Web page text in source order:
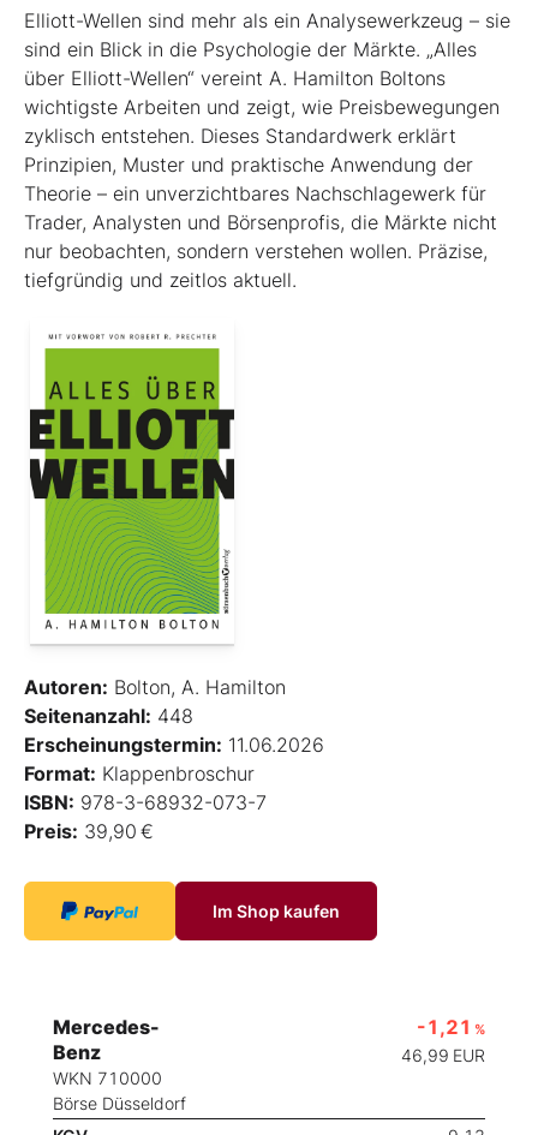
Elliott-Wellen sind mehr als ein Analysewerkzeug – sie
sind ein Blick in die Psychologie der Märkte. „Alles
über Elliott-Wellen“ vereint A. Hamilton Boltons
wichtigste Arbeiten und zeigt, wie Preisbewegungen
zyklisch entstehen. Dieses Standardwerk erklärt
Prinzipien, Muster und praktische Anwendung der
Theorie – ein unverzichtbares Nachschlagewerk für
Trader, Analysten und Börsenprofis, die Märkte nicht
nur beobachten, sondern verstehen wollen. Präzise,
tiefgründig und zeitlos aktuell.
Autoren: Bolton, A. Hamilton
Seitenanzahl: 448
Erscheinungstermin: 11.06.2026
Format: Klappenbroschur
ISBN: 978-3-68932-073-7
Preis: 39,90 €
Im Shop kaufen
Mercedes-
Benz
WKN 710000
Börse Düsseldorf
-1,21 %
46,99 EUR